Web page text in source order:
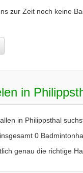
zur Zeit noch keine
in
in Philippsthal
0
genau die richtige